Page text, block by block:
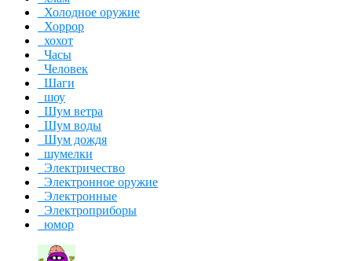
Холодное оружие
Хоррор
хохот
Часы
Человек
Шаги
шоу
Шум ветра
Шум воды
Шум дождя
шумелки
Электричество
Электронное оружие
Электронные
Электроприборы
юмор